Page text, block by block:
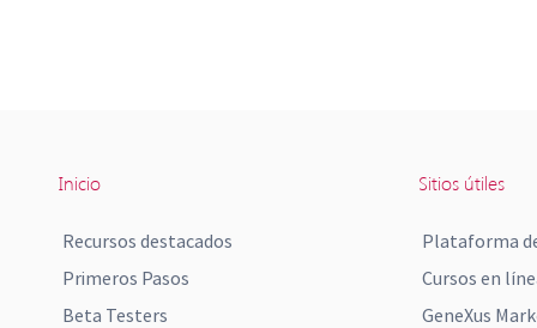
Inicio
Recursos destacados
Primeros Pasos
Beta Testers
Sitios útiles
Plataforma
Cursos en
GeneXus